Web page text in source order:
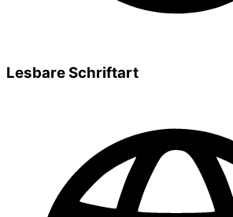
Lesbare Schriftart